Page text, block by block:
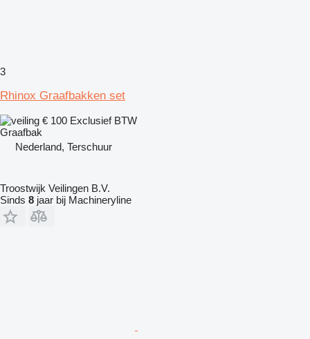
3
Rhinox Graafbakken set
€ 100 Exclusief BTW
Graafbak
Nederland, Terschuur
Troostwijk Veilingen B.V.
Sinds 8 jaar bij Machineryline